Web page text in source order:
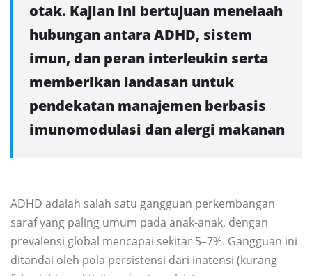
otak. Kajian ini bertujuan menelaah
hubungan antara ADHD, sistem
imun, dan peran interleukin serta
memberikan landasan untuk
pendekatan manajemen berbasis
imunomodulasi dan alergi makanan
ADHD adalah salah satu gangguan perkembangan
saraf yang paling umum pada anak-anak, dengan
prevalensi global mencapai sekitar 5–7%. Gangguan ini
ditandai oleh pola persistensi dari inatensi (kurang